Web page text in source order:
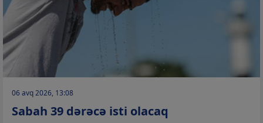
06 avq 2026, 13:08
Sabah 39 dərəcə isti olacaq